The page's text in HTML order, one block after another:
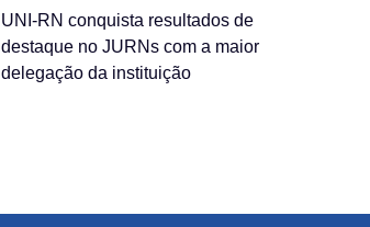
UNI-RN conquista resultados de
destaque no JURNs com a maior
delegação da instituição